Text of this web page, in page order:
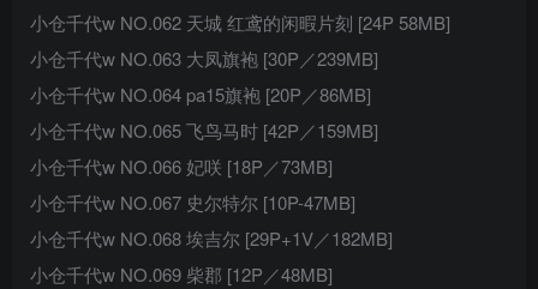
小仓千代w NO.062 天城 红鸢的闲暇片刻 [24P 58MB]
小仓千代w NO.063 大凤旗袍 [30P／239MB]
小仓千代w NO.064 pa15旗袍 [20P／86MB]
小仓千代w NO.065 飞鸟马时 [42P／159MB]
小仓千代w NO.066 妃咲 [18P／73MB]
小仓千代w NO.067 史尔特尔 [10P-47MB]
小仓千代w NO.068 埃吉尔 [29P+1V／182MB]
小仓千代w NO.069 柴郡 [12P／48MB]